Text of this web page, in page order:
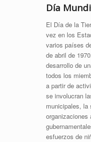
Día
El Día de la
vez en los
varios países
de abril de
desarrollo de
todos los
a partir de
se involucran
municipales, la
organizaciones
esfuerzos de